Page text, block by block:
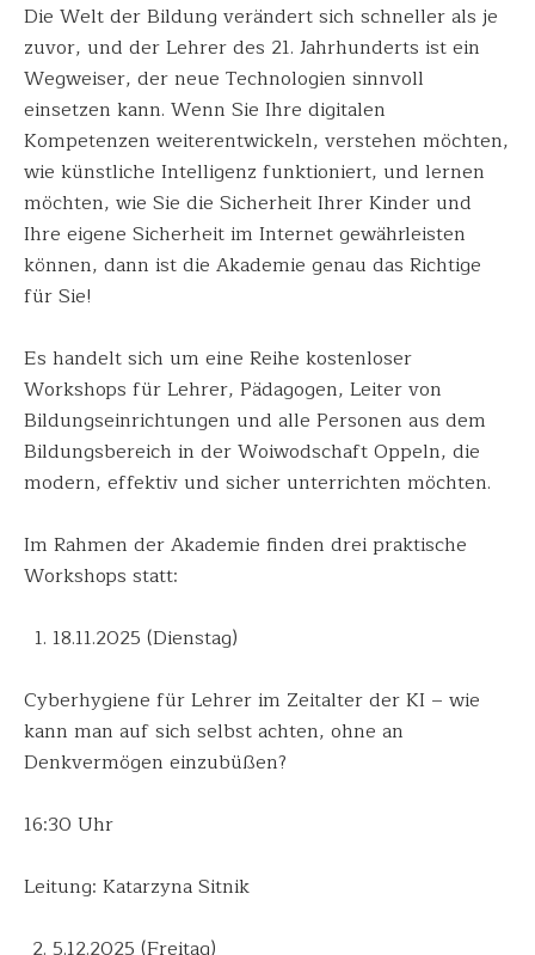
Die Welt der Bildung verändert sich schneller als je
zuvor, und der Lehrer des 21. Jahrhunderts ist ein
Wegweiser, der neue Technologien sinnvoll
einsetzen kann. Wenn Sie Ihre digitalen
Kompetenzen weiterentwickeln, verstehen möchten,
wie künstliche Intelligenz funktioniert, und lernen
möchten, wie Sie die Sicherheit Ihrer Kinder und
Ihre eigene Sicherheit im Internet gewährleisten
können, dann ist die Akademie genau das Richtige
für Sie!
Es handelt sich um eine Reihe kostenloser
Workshops für Lehrer, Pädagogen, Leiter von
Bildungseinrichtungen und alle Personen aus dem
Bildungsbereich in der Woiwodschaft Oppeln, die
modern, effektiv und sicher unterrichten möchten.
Im Rahmen der Akademie finden drei praktische
Workshops statt:
18.11.2025 (Dienstag)
Cyberhygiene für Lehrer im Zeitalter der KI – wie
kann man auf sich selbst achten, ohne an
Denkvermögen einzubüßen?
16:30 Uhr
Leitung: Katarzyna Sitnik